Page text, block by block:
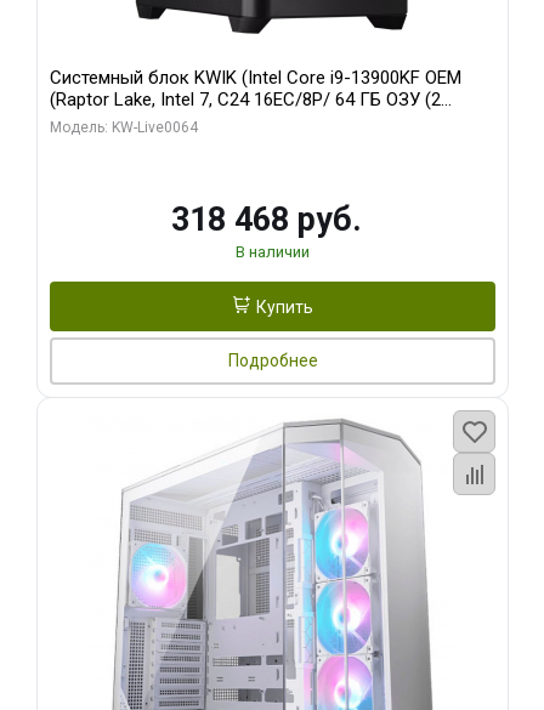
Системный блок KWIK (Intel Core i9-13900KF OEM
(Raptor Lake, Intel 7, C24 16EC/8P/ 64 ГБ ОЗУ (2
модуля)/ ASUS RTX5080 PROART OC 16GB GDDR7
Модель: KW-Live0064
318 468 руб.
В наличии
Купить
Подробнее